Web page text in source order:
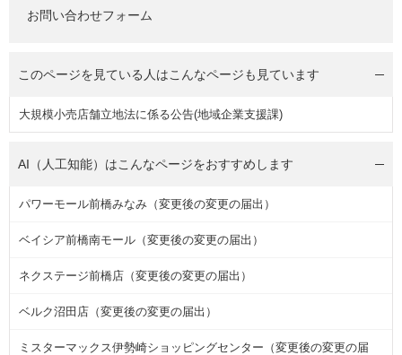
お問い合わせフォーム
このページを見ている人はこんなページも見ています
大規模小売店舗立地法に係る公告(地域企業支援課)
AI（人工知能）はこんなページをおすすめします
パワーモール前橋みなみ（変更後の変更の届出）
ベイシア前橋南モール（変更後の変更の届出）
ネクステージ前橋店（変更後の変更の届出）
ベルク沼田店（変更後の変更の届出）
ミスターマックス伊勢崎ショッピングセンター（変更後の変更の届